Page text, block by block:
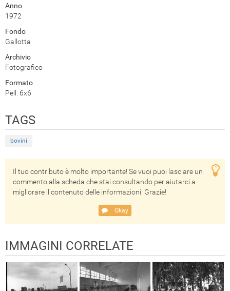
Anno
1972
Fondo
Gallotta
Archivio
Fotografico
Formato
Pell. 6x6
TAGS
bovini
Il tuo contributo è molto importante! Se vuoi puoi lasciare un
commento alla scheda che stai consultando per aiutarci a
migliorare il contenuto delle informazioni. Grazie!
Okay
IMMAGINI CORRELATE